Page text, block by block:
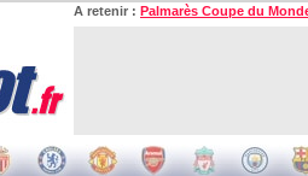
A retenir : Palmarès Coupe du